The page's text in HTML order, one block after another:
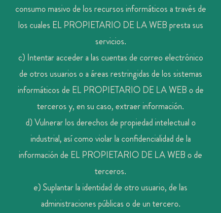
consumo masivo de los recursos informáticos a través de
los cuales EL PROPIETARIO DE LA WEB presta sus
servicios.
c) Intentar acceder a las cuentas de correo electrónico
de otros usuarios o a áreas restringidas de los sistemas
informáticos de EL PROPIETARIO DE LA WEB o de
terceros y, en su caso, extraer información.
d) Vulnerar los derechos de propiedad intelectual o
industrial, así como violar la confidencialidad de la
información de EL PROPIETARIO DE LA WEB o de
terceros.
e) Suplantar la identidad de otro usuario, de las
administraciones públicas o de un tercero.